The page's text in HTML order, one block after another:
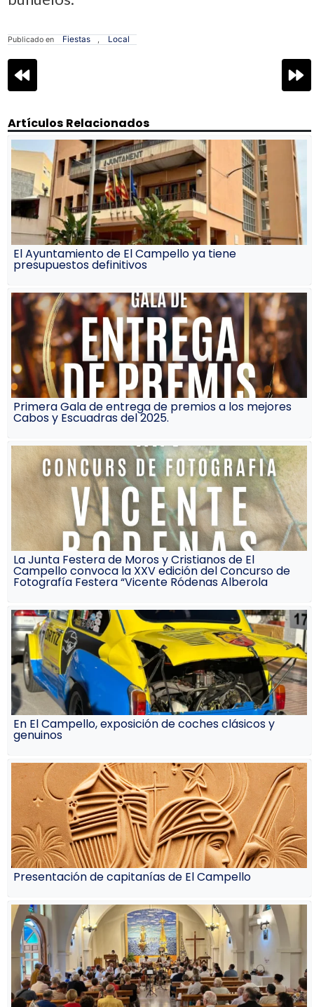
Publicado en Fiestas , Local
Navegación
de
Artículos Relacionados
El Ayuntamiento de El Campello ya tiene
presupuestos definitivos
Primera Gala de entrega de premios a los mejores
Cabos y Escuadras del 2025.
La Junta Festera de Moros y Cristianos de El
Campello convoca la XXV edición del Concurso de
Fotografía Festera “Vicente Ródenas Alberola
En El Campello, exposición de coches clásicos y
genuinos
Presentación de capitanías de El Campello